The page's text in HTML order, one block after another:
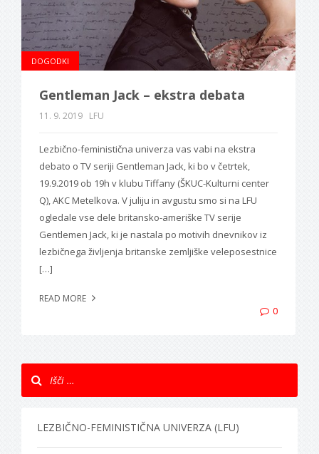
DOGODKI
Gentleman Jack – ekstra debata
11. 9. 2019 LFU
Lezbično-feministična univerza vas vabi na ekstra
debato o TV seriji Gentleman Jack, ki bo v četrtek,
19.9.2019 ob 19h v klubu Tiffany (ŠKUC-Kulturni center
Q), AKC Metelkova. V juliju in avgustu smo si na LFU
ogledale vse dele britansko-ameriške TV serije
Gentlemen Jack, ki je nastala po motivih dnevnikov iz
lezbičnega življenja britanske zemljiške veleposestnice
[…]
READ MORE
0
LEZBIČNO-FEMINISTIČNA UNIVERZA (LFU)